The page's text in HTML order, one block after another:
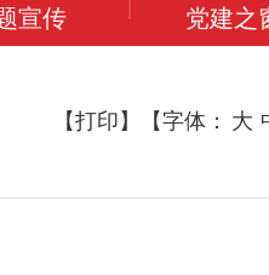
宣传 党建之
【打印】 【字体： 大